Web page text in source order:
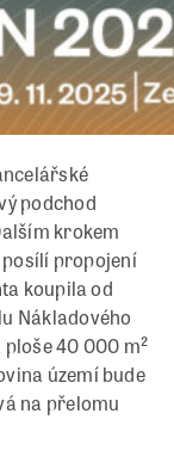
podchod
krokem
propojení
koupila od
Nákladového
40 000 m²
území bude
na přelomu